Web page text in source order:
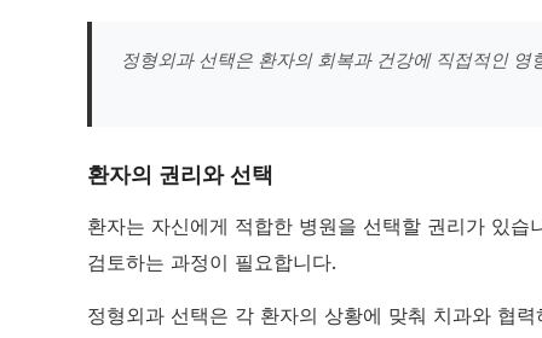
정형외과 선택은 환자의 회복과 건강에 직접적인
환자의 권리와 선택
환자는 자신에게 적합한 병원을 선택할 권리가 있
검토하는 과정이 필요합니다.
정형외과 선택은 각 환자의 상황에 맞춰 치과와 협